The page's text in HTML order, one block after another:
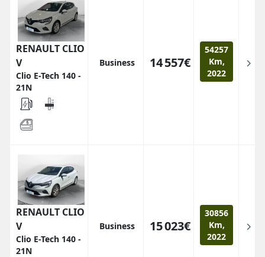
RENAULT CLIO
V
Clio E-Tech 140 -
21N
Business 14 557€
54257
Km,
2022
RENAULT CLIO
V
Clio E-Tech 140 -
21N
Business 15 023€
30856
Km,
2022